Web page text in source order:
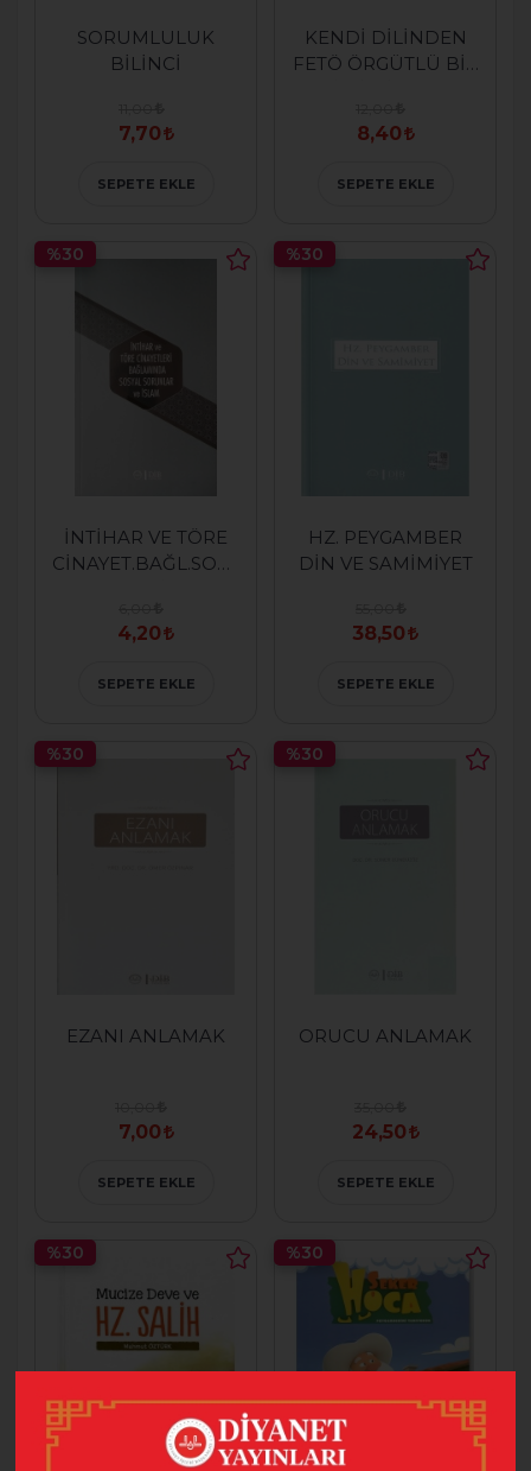
SORUMLULUK
BİLİNCİ
7,70
SEPETE EKLE
KENDİ DİLİNDEN
FETÖ ÖRGÜTLÜ BİR
8,40
SEPETE EKLE
İNTİHAR VE TÖRE
CİNAYET.BAĞL.SOSYAL
4,20
%30
SEPETE EKLE
HZ. PEYGAMBER
DİN VE SAMİMİYET
38,50
%30
SEPETE EKLE
EZANI ANLAMAK
7,00
%30
SEPETE EKLE
ORUCU ANLAMAK
24,50
%30
SEPETE EKLE
%30 %30